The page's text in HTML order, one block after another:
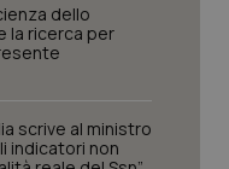
dello
la ricerca per
scrive al ministro
indicatori non